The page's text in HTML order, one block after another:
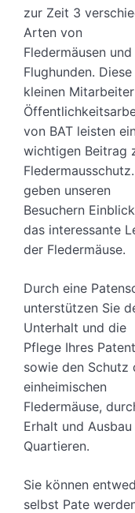
zur Zeit 3
Arten von
Fledermäusen und
Flughunden. Diese
kleinen
von BAT leisten
wichtigen Beitrag
geben unseren
Besuchern
das interessante
der Fledermäuse.
Durch eine
unterstützen Sie
Unterhalt und die
Pflege Ihres
sowie den Schutz
einheimischen
Fledermäuse,
Erhalt und
Quartieren.
Sie können
selbst Pate